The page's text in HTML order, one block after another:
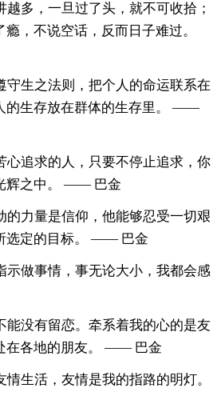
越多，一旦过了头，就不可收拾；
，不说空话，反而日子难过。
守生之法则，把个人的命运联系在
的生存放在群体的生存里。 ——
心追求的人，只要不停止追求，你
辉之中。 —— 巴金
的力量是信仰，他能够忍受一切艰
选定的目标。 —— 巴金
示做事情，事无论大小，我都会感
能没有留恋。牵系着我的心的是友
在各地的朋友。 —— 巴金
情生活，友情是我的指路的明灯。